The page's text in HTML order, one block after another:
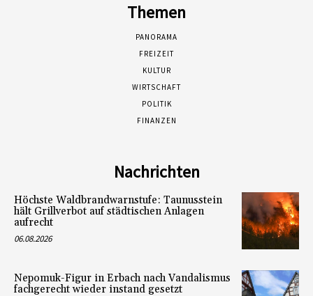
Themen
PANORAMA
FREIZEIT
KULTUR
WIRTSCHAFT
POLITIK
FINANZEN
Nachrichten
Höchste Waldbrandwarnstufe: Taunusstein
hält Grillverbot auf städtischen Anlagen
aufrecht
06.08.2026
Nepomuk-Figur in Erbach nach Vandalismus
fachgerecht wieder instand gesetzt